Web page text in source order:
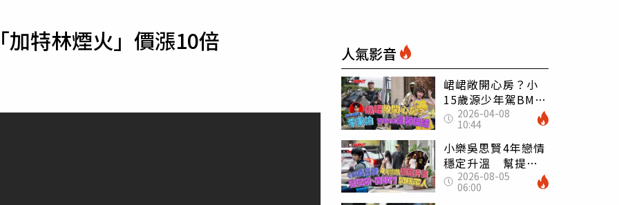
運勢
特林煙火」價漲10倍 人氣影音
峮峮敞開心房？小
15歲源少年駕BMW
接送回香閨
2026-04-08
10:44
小樂吳思賢4年戀情
穩定升溫 幫提
袋、開車門全包辦
閃瞎眾人
2026-08-05
06:00